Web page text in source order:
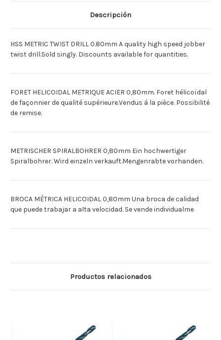
HSS
X
[Espagnol]BROCA
HEL
METRIC
0.80MM
HSS
X
[Espagnol]BROCA
HEL
METRIC
0.80MM
Descripción
HSS METRIC TWIST DRILL 0.80mm A quality high speed jobber
twist drill.Sold singly. Discounts available for quantities.
FORET HELICOIDAL METRIQUE ACIER 0,80mm. Foret hélicoïdal
de façonnier de qualité supérieure.Vendus á la pièce. Possibilité
de remise.
METRISCHER SPIRALBOHRER 0,80mm Ein hochwertiger
Spiralbohrer. Wird einzeln verkauft.Mengenrabte vorhanden.
BROCA MÉTRICA HELICOIDAL 0,80mm Una broca de calidad
que puede trabajar a alta velocidad. Se vende individualme
Productos relacionados